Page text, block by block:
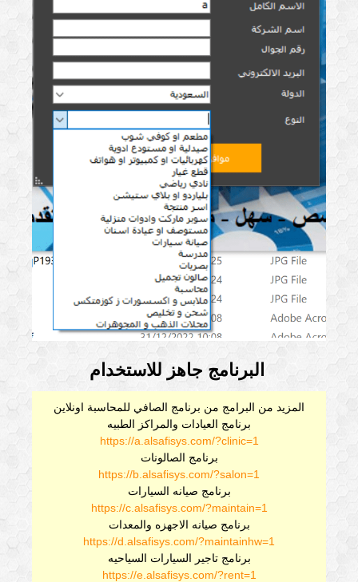
المزيد من البرامج من برنامج الصافي للمحاسبة اونلاين
برنامج العيادات والمراكز الطبيه
https://a.alsafisys.com/?clinic=1
برنامج الصالونات
https://b.alsafisys.com/?salon=1
برنامج صيانه السيارات
https://c.alsafisys.com/?maintain=1
برنامج صيانه الاجهزه والمعدات
https://d.alsafisys.com/?maintainhw=1
برنامج تاجير السيارات السياحيه
https://e.alsafisys.com/?rent=1